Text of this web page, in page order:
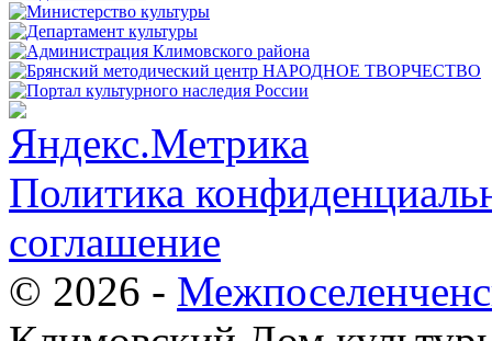
Политика
соглашение
© 2026 -